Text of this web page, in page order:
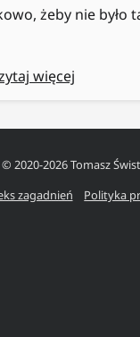
żeby nie było
więcej
2020-2026Tomasz
zagadnień Polityka